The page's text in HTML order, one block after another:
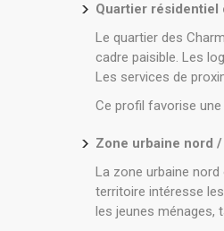
Quartier résidentiel
Le quartier des
cadre paisible. Les
Les services de
Ce profil favorise
Zone urbaine nord
La zone urbaine
territoire intéresse
les jeunes ménages,